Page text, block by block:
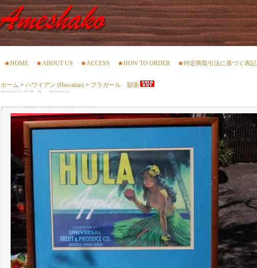
★HOME ★ABOUT US ★ACCESS ★HOW TO ORDER ★特定商取引法に基づく表記
ホーム > ハワイアン (Hawaiian) > フラガール 額装